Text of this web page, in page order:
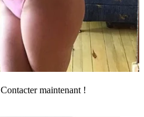
Contacter maintenant !